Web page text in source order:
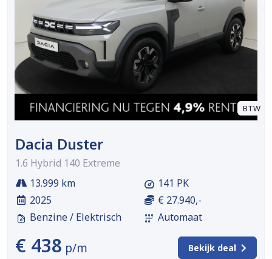
BTW
Dacia Duster
1.6 Hybrid 140 Extreme
13.999 km
2025
Benzine / Elektrisch
141 PK
€ 27.940,-
Automaat
€ 438 p/m Bekijk deal